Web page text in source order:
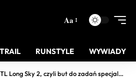
Aa
TRAIL RUNSTYLE WYWIADY
Long Sky 2, czyli but do zadań specjalnych